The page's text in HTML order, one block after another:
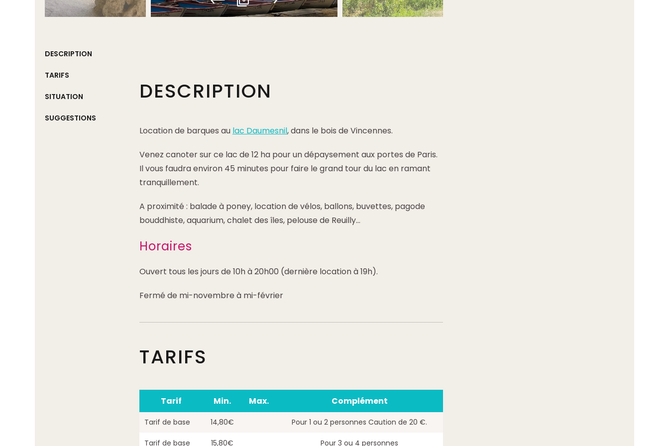
DESCRIPTION
TARIFS
SITUATION
SUGGESTIONS
DESCRIPTION
Location de barques au lac Daumesnil, dans le bois de Vincennes.
Venez canoter sur ce lac de 12 ha pour un dépaysement aux portes de Paris.
Il vous faudra environ 45 minutes pour faire le grand tour du lac en ramant
tranquillement.
A proximité : balade à poney, location de vélos, ballons, buvettes, pagode
bouddhiste, aquarium, chalet des îles, pelouse de Reuilly...
Horaires
Ouvert tous les jours de 10h à 20h00 (dernière location à 19h).
Fermé de mi-novembre à mi-février
TARIFS
Tarif Min. Max. Complément
Tarif de base 14,80€ Pour 1 ou 2 personnes Caution de 20 €.
Tarif de base 15,80€ Pour 3 ou 4 personnes